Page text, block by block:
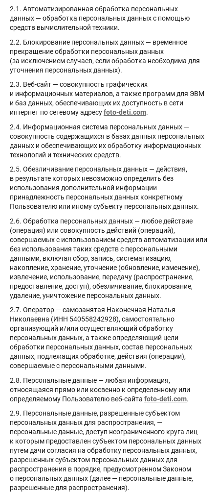
2.1. Автоматизированная обработка персональных
данных — обработка персональных данных с помощью
средств вычислительной техники.
2.2. Блокирование персональных данных — временное
прекращение обработки персональных данных
(за исключением случаев, если обработка необходима для
уточнения персональных данных).
2.3. Веб-сайт — совокупность графических
и информационных материалов, а также программ для ЭВМ
и баз данных, обеспечивающих их доступность в сети
интернет по сетевому адресуfoto-deti.com.
2.4. Информационная система персональных данных —
совокупность содержащихся в базах данных персональных
данных и обеспечивающих их обработку информационных
технологий и технических средств.
2.5. Обезличивание персональных данных — действия,
в результате которых невозможно определить без
использования дополнительной информации
принадлежность персональных данных конкретному
Пользователю или иному субъекту персональных данных.
2.6. Обработка персональных данных — любое действие
(операция) или совокупность действий (операций),
совершаемых с использованием средств автоматизации или
без использования таких средств с персональными
данными, включая сбор, запись, систематизацию,
накопление, хранение, уточнение (обновление, изменение),
извлечение, использование, передачу (распространение,
предоставление, доступ), обезличивание, блокирование,
удаление, уничтожение персональных данных.
2.7. Оператор — самозанятая Наконечная Наталья
Николаевна (ИНН 540558242928),самостоятельно
организующий и/или осуществляющий обработку
персональных данных, а также определяющий цели
обработки персональных данных, состав персональных
данных, подлежащих обработке, действия (операции),
совершаемые с персональными данными.
2.8. Персональные данные — любая информация,
относящаяся прямо или косвенно к определенному или
определяемому Пользователю веб-сайта foto-deti.com.
2.9. Персональные данные, разрешенные субъектом
персональных данных для распространения, —
персональные данные, доступ неограниченного круга лиц
к которым предоставлен субъектом персональных данных
путем дачи согласия на обработку персональных данных,
разрешенных субъектом персональных данных для
распространения в порядке, предусмотренном Законом
о персональных данных (далее — персональные данные,
разрешенные для распространения).